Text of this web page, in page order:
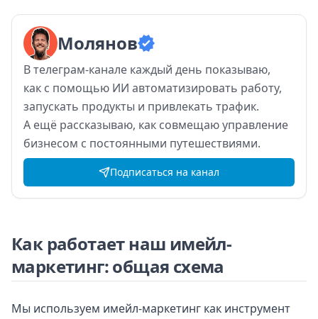
Молянов
Втелеграм-канале каждый день показываю,
как с помощью ИИ автоматизировать работу,
запускать продукты и привлекать трафик.
А ещё рассказываю, как совмещаю управление
бизнесом с постоянными путешествиями.
Подписаться на канал
Как работает наш имейл-
маркетинг: общая схема
Мы используем имейл-маркетинг как инструмент